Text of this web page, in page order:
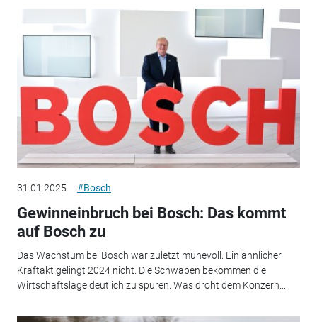
31.01.2025 #Bosch
Gewinneinbruch bei Bosch: Das kommt
auf Bosch zu
Das Wachstum bei Bosch war zuletzt mühevoll. Ein ähnlicher
Kraftakt gelingt 2024 nicht. Die Schwaben bekommen die
Wirtschaftslage deutlich zu spüren. Was droht dem Konzern...